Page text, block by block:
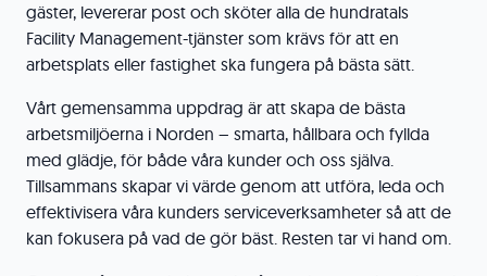
gäster, levererar post och sköter alla de hundratals
Facility Management-tjänster som krävs för att en
arbetsplats eller fastighet ska fungera på bästa sätt.
Vårt gemensamma uppdrag är att skapa de bästa
arbetsmiljöerna i Norden – smarta, hållbara och fyllda
med glädje, för både våra kunder och oss själva.
Tillsammans skapar vi värde genom att utföra, leda och
effektivisera våra kunders serviceverksamheter så att de
kan fokusera på vad de gör bäst. Resten tar vi hand om.